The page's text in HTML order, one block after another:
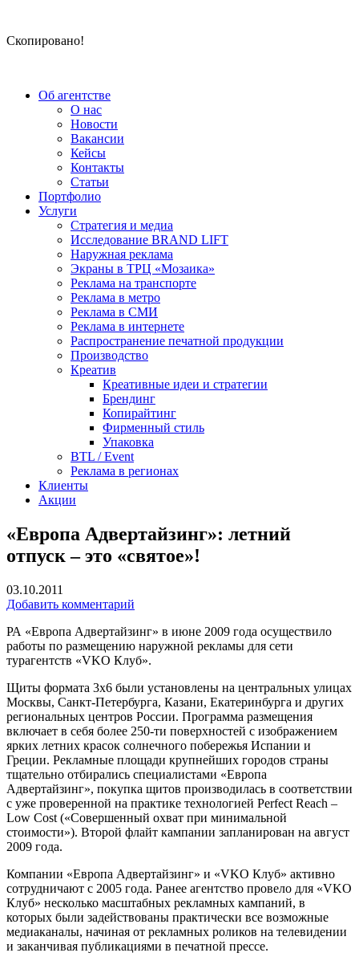
Скопировано!
Об агентстве
О нас
Новости
Вакансии
Кейсы
Контакты
Статьи
Портфолио
Услуги
Стратегия и медиа
Исследование BRAND LIFT
Наружная реклама
Экраны в ТРЦ «Мозаика»
Реклама на транспорте
Реклама в метро
Реклама в СМИ
Реклама в интернете
Распространение печатной продукции
Производство
Креатив
Креативные идеи и стратегии
Брендинг
Копирайтинг
Фирменный стиль
Упаковка
BTL / Event
Реклама в регионах
Клиенты
Акции
«Европа Адвертайзинг»: летний
отпуск – это «святое»!
03.10.2011
Добавить комментарий
РА «Европа Адвертайзинг» в июне 2009 года осуществило
работы по размещению наружной рекламы для сети
турагентств «VKO Клуб».
Щиты формата 3х6 были установлены на центральных улицах
Москвы, Санкт-Петербурга, Казани, Екатеринбурга и других
региональных центров России. Программа размещения
включает в себя более 250-ти поверхностей с изображением
ярких летних красок солнечного побережья Испании и
Греции. Рекламные площади крупнейших городов страны
тщательно отбирались специалистами «Европа
Адвертайзинг», покупка щитов производилась в соответствии
с уже проверенной на практике технологией Perfect Reach –
Low Cost («Совершенный охват при минимальной
стоимости»). Второй флайт кампании запланирован на август
2009 года.
Компании «Европа Адвертайзинг» и «VKO Клуб» активно
сотрудничают с 2005 года. Ранее агентство провело для «VKO
Клуб» несколько масштабных рекламных кампаний, в
которых были задействованы практически все возможные
медиаканалы, начиная от рекламных роликов на телевидении
и заканчивая публикациями в печатной прессе.